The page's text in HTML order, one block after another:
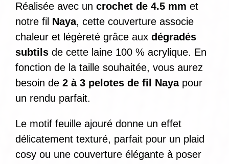
Réalisée avec un crochet de 4.5 mm et
notre fil Naya, cette couverture associe
chaleur et légèreté grâce aux dégradés
subtils de cette laine 100 % acrylique. En
fonction de la taille souhaitée, vous aurez
besoin de 2 à 3 pelotes de fil Nayapour
un rendu parfait.
Le motif feuille ajouré donne un effet
délicatement texturé, parfait pour un plaid
cosy ou une couverture élégante à poser